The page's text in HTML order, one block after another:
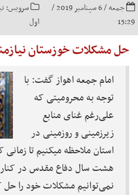
جمعه / 6 سپتامبر 2019 /
15:29
سرویس:
اول
حل مشکلات خوزستان
امام جمعه اهواز گفت: با
توجه به محرومیتی که
علی‌رغم غنای منابع
زیرزمینی و روزمینی در
استان ملاحظه میکنیم تا
هشت سال دفاع مقدس در کنار
نمی‌توانیم مشکلات خود را حل